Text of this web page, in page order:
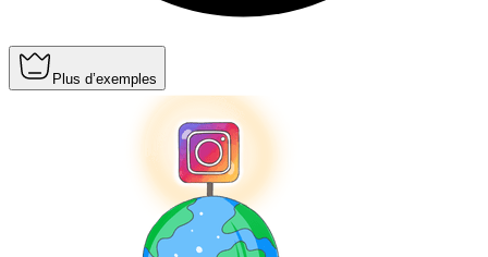
Plus d’exemples